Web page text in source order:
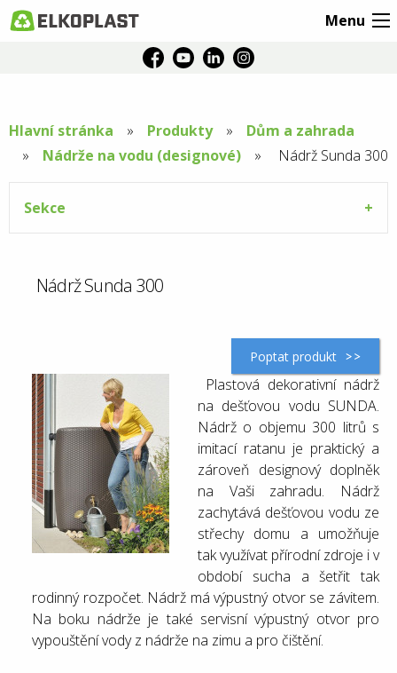
Menu
Hlavní stránka Produkty
Dům a zahrada
Nádrže na vodu (designové)
Aktuální
stránka:
Nádrž Sunda 300
Sekce
Nádrž Sunda 300
Poptat produkt
Plastová dekorativní nádrž
na dešťovou vodu SUNDA.
Nádrž o objemu 300 litrů s
imitací ratanu je praktický a
zároveň designový doplněk
na Vaši zahradu. Nádrž
zachytává dešťovou vodu ze
střechy domu a umožňuje
tak využívat přírodní zdroje i v
období sucha a šetřit tak
rodinný rozpočet. Nádrž má výpustný otvor se závitem.
Na boku nádrže je také servisní výpustný otvor pro
vypouštění vody z nádrže na zimu a pro čištění.